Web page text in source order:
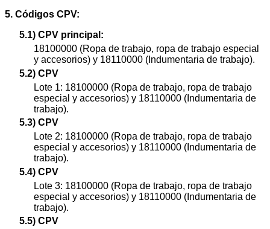
5. Códigos CPV:
5.1) CPV principal:
18100000 (Ropa de trabajo, ropa de trabajo especial
y accesorios) y 18110000 (Indumentaria de trabajo).
5.2) CPV
Lote 1: 18100000 (Ropa de trabajo, ropa de trabajo
especial y accesorios) y 18110000 (Indumentaria de
trabajo).
5.3) CPV
Lote 2: 18100000 (Ropa de trabajo, ropa de trabajo
especial y accesorios) y 18110000 (Indumentaria de
trabajo).
5.4) CPV
Lote 3: 18100000 (Ropa de trabajo, ropa de trabajo
especial y accesorios) y 18110000 (Indumentaria de
trabajo).
5.5) CPV